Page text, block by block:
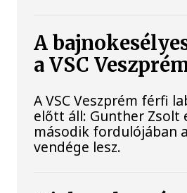
A
a VSC
A VSC Veszprém férfi
előtt áll: Gunther Zsolt
második fordulójában
vendége lesz.